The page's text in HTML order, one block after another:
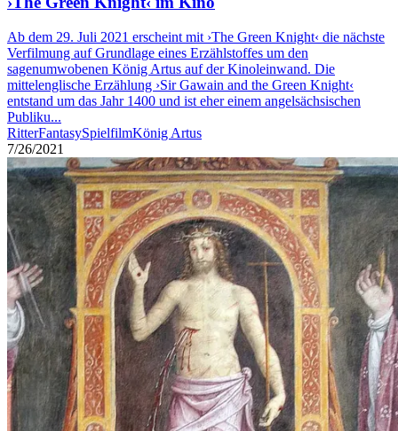
Ab dem 29. Juli 2021 erscheint mit ›The Green Knight‹ die nächste
Verfilmung auf Grundlage eines Erzählstoffes um den
sagenumwobenen König Artus auf der Kinoleinwand. Die
mittelenglische Erzählung ›Sir Gawain and the Green Knight‹
entstand um das Jahr 1400 und ist eher einem angelsächsischen
Publiku...
RitterFantasySpielfilmKönig Artus
7/26/2021